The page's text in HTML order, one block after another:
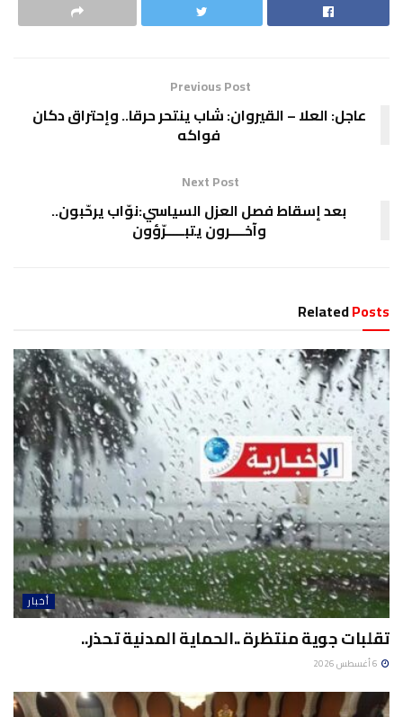
Previous Post
عاجل: العلا – القيروان: شاب ينتحر حرقا.. وإحتراق دكان
فواكه
Next Post
بعد إسقاط فصل العزل السياسي:نوّاب يرحّبون..
وآخــــرون يتبـــــرّؤون
RelatedPosts
أخبار
تقلبات جوية منتظرة ..الحماية المدنية تحذر..